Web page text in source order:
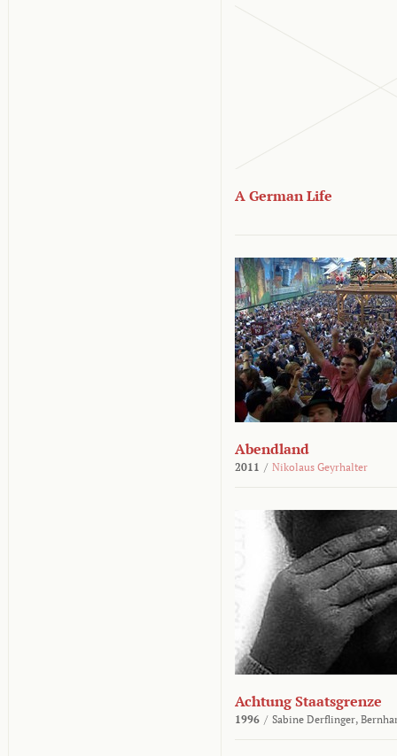
A German Life
Abendland
2011 / Nikolaus Geyrhalter
Achtung Staatsgrenze
1996 / Sabine Derflinger,